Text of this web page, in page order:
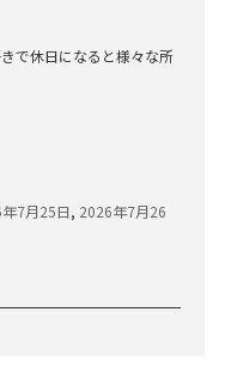
で休日になると様々な所
7月25日, 2026年7月26